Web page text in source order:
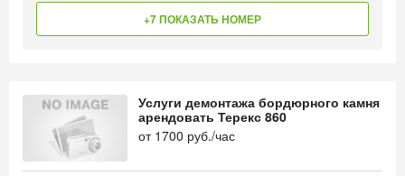
+7 ПОКАЗАТЬ НОМЕР
Услуги демонтажа бордюрного камня
арендовать Терекс 860
от 1700 руб./час